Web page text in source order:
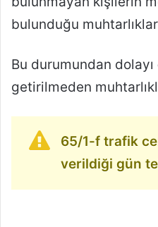
bulunduğu
Bu durumundan dolayı
getirilmeden
65/1-f trafik
verildiği gün